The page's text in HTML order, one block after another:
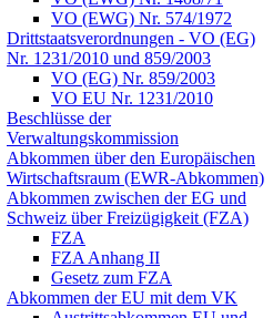
VO (EWG) Nr. 574/1972
Drittstaatsverordnungen - VO (EG)
Nr. 1231/2010 und 859/2003
VO (EG) Nr. 859/2003
VO EU Nr. 1231/2010
Beschlüsse der
Verwaltungskommission
Abkommen über den Europäischen
Wirtschaftsraum (EWR-Abkommen)
Abkommen zwischen der EG und
Schweiz über Freizügigkeit (FZA)
FZA
FZA Anhang II
Gesetz zum FZA
Abkommen der EU mit dem VK